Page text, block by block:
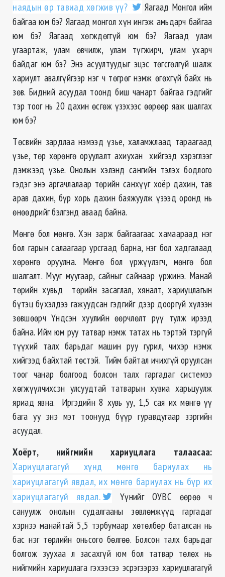
наядын өр тавиад хөгжив үү?
Яагаад Монгол ийм
байгаа юм бэ? Яагаад монгол хүн ингэж амьдарч байгаа
юм бэ? Яагаад хөгждөггүй юм бэ? Яагаад улам
угаартаж, улам өвчилж, улам түгжирч, улам ухарч
байдаг юм бэ? Энэ асуултуудыг эцэс төгсгөлгүй шалж
хариулт авалгүйгээр нэг ч төгрөг нэмж өгөхгүй байх нь
зөв. Бидний асуудал тоонд биш чанарт байгаа гэдгийг
тэр тоог нь 20 дахин өсгөж үзэхээс өөрөөр яаж шалгах
юм бэ?
Төсвийн зардлаа нэмээд үзье, халамжлаад тараагаад
үзье, төр хөрөнгө оруулалт ахиухан хийгээд хэрэглээг
дэмжээд үзье. Онолын хэлэнд сангийн тэлэх бодлого
гэдэг энэ аргачлалаар төрийн санхүүг хоёр дахин, тав
арав дахин, бүр хорь дахин баяжуулж үзээд оронд нь
өнөөдрийг бэлгэнд аваад байна.
Мөнгө бол мөнгө. Хэн зарж байгаагаас хамаараад нэг
бол гарын салаагаар урсгаад барна, нэг бол хадгалаад
хөрөнгө оруулна. Мөнгө бол үржүүлэгч, мөнгө бол
шалгалт. Мууг муугаар, сайныг сайнаар үржинэ. Манай
төрийн хувьд төрийн засаглал, хяналт, хариуцлагын
бүтэц бүхэлдээ гажуудсан гэдгийг дээр дооргүй хүлээн
зөвшөөрч Үндсэн хуулийн өөрчлөлт рүү тулж ирээд
байна. Ийм юм руу татвар нэмж татах нь тэртэй тэргүй
түүхий талх барьдаг машин руу гурил, чихэр нэмж
хийгээд байхтай төстэй. Тийм байтал ичихгүй оруулсан
тоог чанар болгоод болсон талх гаргадаг системээ
хөгжүүлчихсэн улсуудтай татварын хувиа харьцуулж
яриад явна. Иргэдийн 8 хувь уу, 1,5 сая их мөнгө үү
бага уу энэ мэт тоонууд бүүр гуравдугаар зэргийн
асуудал.
Хоёрт, нийгмийн хариуцлага талаасаа:
Хариуцлагагүй хүнд мөнгө бариулах нь
хариуцлагагүй явдал, их мөнгө бариулах нь бүр их
хариуцлагагүй явдал.
Үүнийг ОУВС өөрөө ч
сануулж онолын судалгааны зөвлөмжүүд гаргадаг
хэрнээ манайтай 5,5 тэрбумаар хөтөлбөр баталсан нь
бас нэг төрлийн оньсого бөлгөө. Болсон талх барьдаг
болгож зуухаа л засахгүй юм бол татвар төлөх нь
нийгмийн хариуцлага гэхээсээ эсрэгээрээ хариуцлагагүй